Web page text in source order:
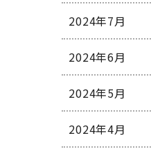
2024年7月
2024年6月
2024年5月
2024年4月